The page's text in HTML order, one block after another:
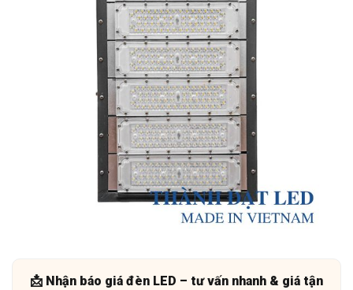
📩 Nhận báo giá đèn LED – tư vấn nhanh & giá tận